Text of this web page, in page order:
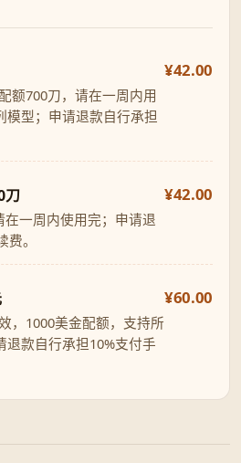
额700刀，请在一周内用
型；申请退款自行承担
¥42.00
刀
一周内使用完；申请退
。
¥42.00
，1000美金配额，支持所
款自行承担10%支付手
¥60.00